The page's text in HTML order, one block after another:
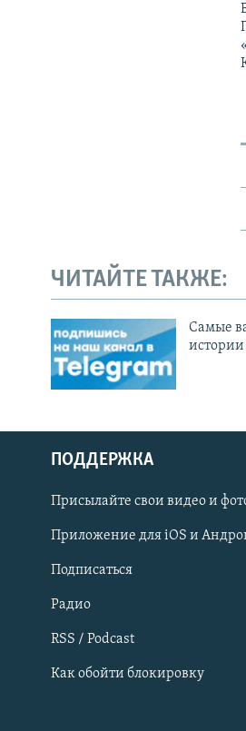
Українською
Qırımtatar
ПРИСОЕДИНЯЙТЕСЬ!
ЧИТАЙТЕ ТАКЖЕ:
Cамые
ПОДДЕРЖКА
Присылайте свои видео и
Приложение для iOS и
Подписаться
Радио
RSS / Podcast
Как обойти блокировку